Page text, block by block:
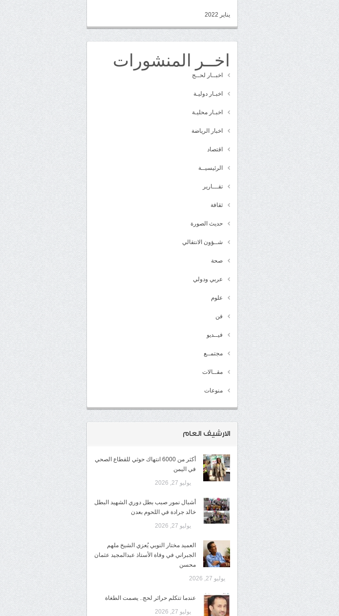
يناير 2022
اخــر المنشورات
اخبــار لحــج
اخبـار دوليـة
اخبـار محليـة
اخبار الرياضة
اقتصاد
الرئيسيــة
تقـــارير
ثقافة
حديث الصورة
شــؤون الانتقالي
صحة
عربي ودولي
علوم
فن
فيــديو
مجتمــع
مقــالات
منوعات
الارشيف العام
أكثر من 6000 انتهاك حوثي للقطاع الصحي
في اليمن
يوليو 27, 2026
أشبال نمور صبب بطل دوري الشهيد البطل
خالد جرادة في اللحوم بعدن
يوليو 27, 2026
​العميد مختار النوبي يُعزي الشيخ ملهم
الجبراني في وفاة الأستاذ عبدالمجيد عثمان
محسن
يوليو 27, 2026
عندما تتكلم حرائر لحج.. يصمت الطغاة
يوليو 27, 2026